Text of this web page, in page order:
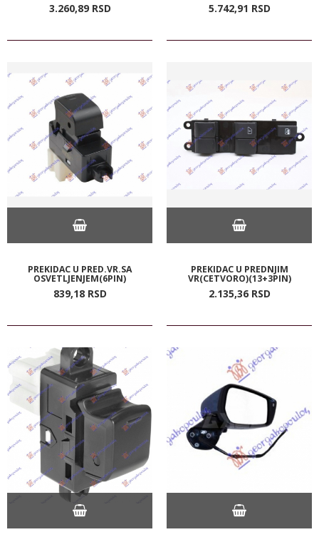
3.260,89 RSD 5.742,91 RSD
PREKIDAC U PRED.VR.SA
OSVETLJENJEM(6PIN)
839,18 RSD
PREKIDAC U PREDNJIM
VR(CETVORO)(13+3PIN)
2.135,36 RSD